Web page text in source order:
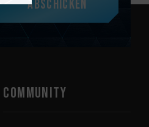
Abschicken
COMMUNITY